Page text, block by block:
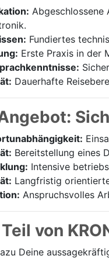
Abgeschlossene
Fundiertes
Erste Praxis in der
Dauerhafte
Bereitstellung eines
Intensive
Langfristig
Anspruchsvolles
von
Deine